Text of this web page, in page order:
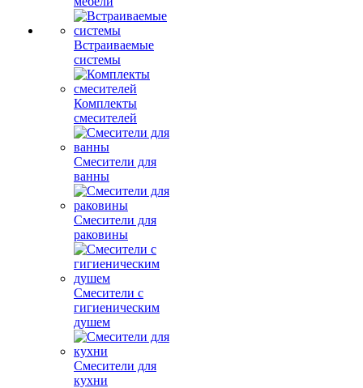
Встраиваемые
системы
Комплекты
смесителей
Смесители для
ванны
Смесители для
раковины
Смесители с
гигиеническим
душем
Смесители для
кухни